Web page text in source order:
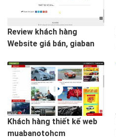
Review khách hàng
Website giá bán, giaban
Khách hàng thiết kế web
muabanotohcm